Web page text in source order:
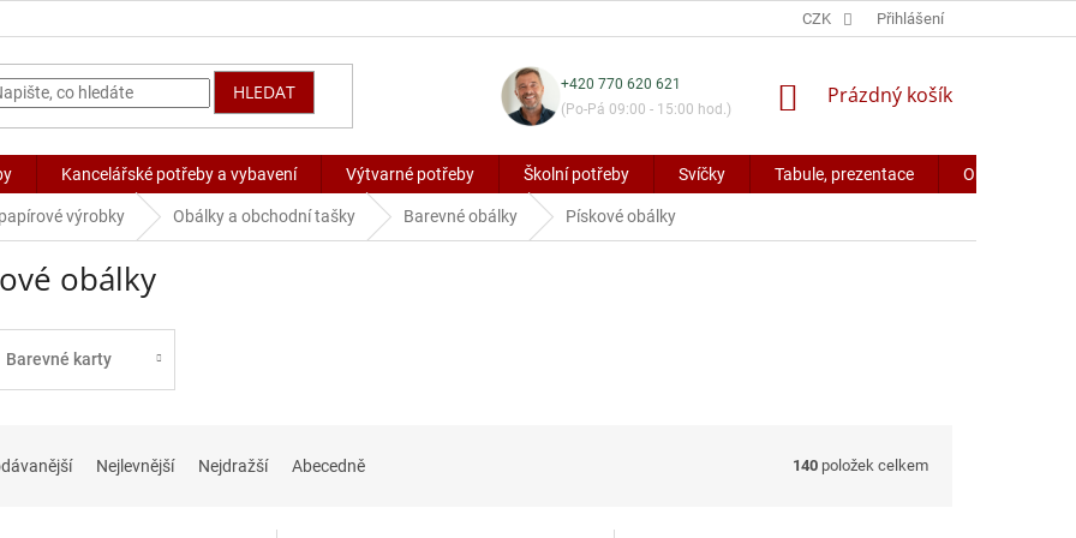
CZK Přihlášení
HLEDAT
+420 770 620 621
(Po-Pá 09:00 - 15:00 hod.)
NÁKUPNÍ
Prázdný košík
Kancelářské potřeby a vybavení Výtvarné potřeby Školní potřeby Svíčky Tabule, prezentace Obaly a
výrobky Obálky a obchodní tašky Barevné obálky Pískové obálky
obálky
Barevné karty
Nejlevnější Nejdražší Abecedně 140 položek celkem